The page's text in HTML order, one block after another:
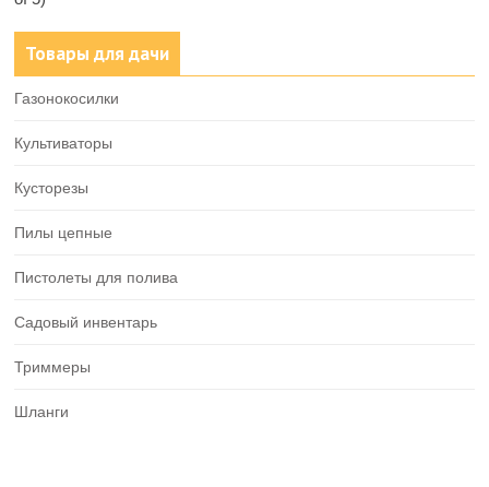
Товары для дачи
Газонокосилки
Культиваторы
Кусторезы
Пилы цепные
Пистолеты для полива
Садовый инвентарь
Триммеры
Шланги